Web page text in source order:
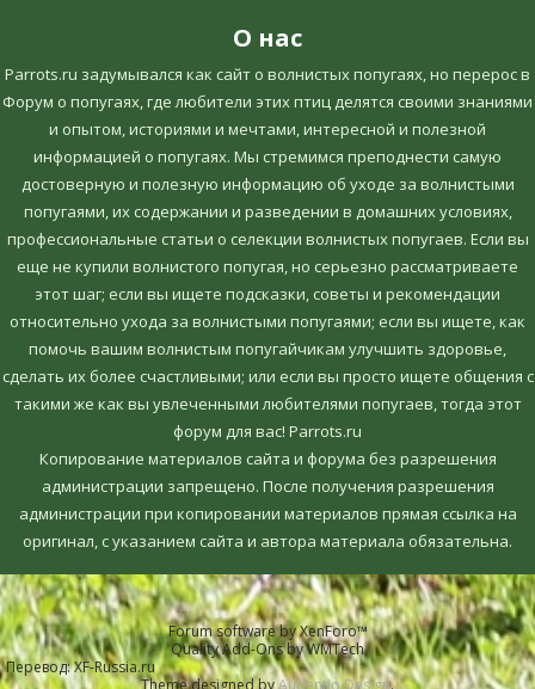
О нас
Parrots.ru задумывался как сайт о волнистых попугаях, но перерос в
Форум о попугаях, где любители этих птиц делятся своими знаниями
и опытом, историями и мечтами, интересной и полезной
информацией о попугаях. Мы стремимся преподнести самую
достоверную и полезную информацию об уходе за волнистыми
попугаями, их содержании и разведении в домашних условиях,
профессиональные статьи о селекции волнистых попугаев. Если вы
еще не купили волнистого попугая, но серьезно рассматриваете
этот шаг; если вы ищете подсказки, советы и рекомендации
относительно ухода за волнистыми попугаями; если вы ищете, как
помочь вашим волнистым попугайчикам улучшить здоровье,
сделать их более счастливыми; или если вы просто ищете общения с
такими же как вы увлеченными любителями попугаев, тогда этот
форум для вас! Parrots.ru
Копирование материалов сайта и форума без разрешения
администрации запрещено. После получения разрешения
администрации при копировании материалов прямая ссылка на
оригинал, c указанием сайта и автора материала обязательна.
Forum software by XenForo™
Quality Add-Ons by WMTech
Перевод:XF-Russia.ru
Theme designed byAudentio Design.